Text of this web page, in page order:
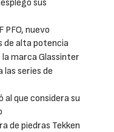
sus
nuevo
de alta potencia
marca Glassinter
series de
que considera su
de piedras Tekken